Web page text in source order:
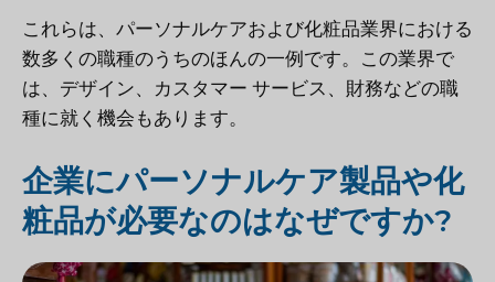
これらは、パーソナルケアおよび化粧品業界における
数多くの職種のうちのほんの一例です。この業界で
は、デザイン、カスタマー サービス、財務などの職
種に就く機会もあります。
企業にパーソナルケア製品や化
粧品が必要なのはなぜですか?